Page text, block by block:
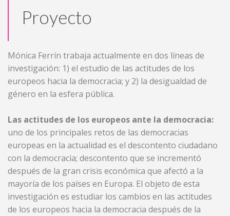
Proyecto
Mónica Ferrín trabaja actualmente en dos líneas de
investigación: 1) el estudio de las actitudes de los
europeos hacia la democracia; y 2) la desigualdad de
género en la esfera pública.
Las actitudes de los europeos ante la democracia:
uno de los principales retos de las democracias
europeas en la actualidad es el descontento ciudadano
con la democracia; descontento que se incrementó
después de la gran crisis económica que afectó a la
mayoría de los países en Europa. El objeto de esta
investigación es estudiar los cambios en las actitudes
de los europeos hacia la democracia después de la